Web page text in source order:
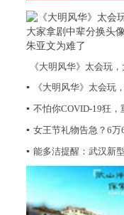
《大明风华》太会玩，
▪
《大明风华》太会玩
▪ 不怕你COVID-19狂，
▪ 女王节礼物告急？6
▪ 能多洁提醒：武汉新